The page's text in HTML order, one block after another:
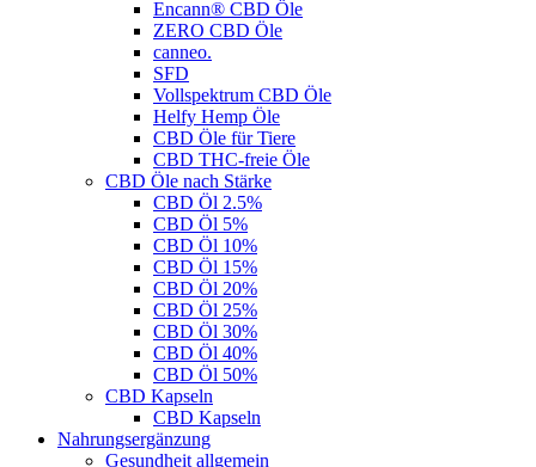
Encann® CBD Öle
ZERO CBD Öle
canneo.
SFD
Vollspektrum CBD Öle
Helfy Hemp Öle
CBD Öle für Tiere
CBD THC-freie Öle
CBD Öle nach Stärke
CBD Öl 2.5%
CBD Öl 5%
CBD Öl 10%
CBD Öl 15%
CBD Öl 20%
CBD Öl 25%
CBD Öl 30%
CBD Öl 40%
CBD Öl 50%
CBD Kapseln
CBD Kapseln
Nahrungsergänzung
Gesundheit allgemein